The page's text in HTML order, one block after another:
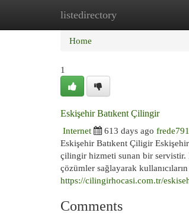
listedirectory
Home
Home
1
Eskişehir Batıkent Çilingir
Internet
613 days ago
Eskişehir Batıkent Çiligir
çilingir hizmeti sunan bir servistir.
çözümler sağlayarak
https://cilingirhocasi.com.tr/
Comments